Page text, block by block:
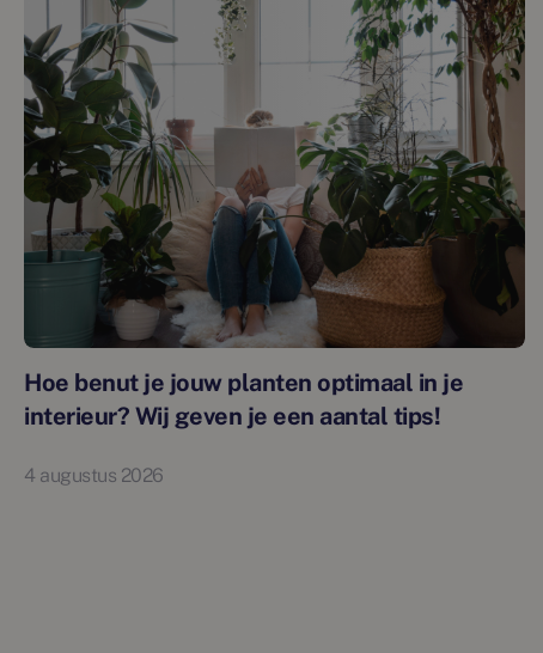
Hoe benut je jouw planten optimaal in je
interieur? Wij geven je een aantal tips!
4 augustus 2026